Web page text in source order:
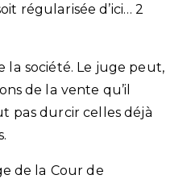
régularisée d’ici… 2
la société. Le juge peut,
de la vente qu’il
pas durcir celles déjà
de la Cour de